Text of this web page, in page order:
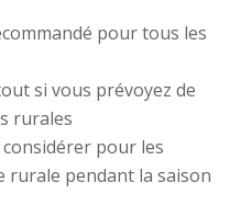
pour tous les
si vous prévoyez de
rurales
pour les
rurale pendant la saison